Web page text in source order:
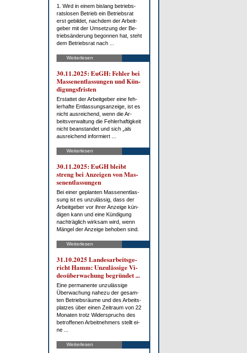
1. Wird in ei­nem bis­lang be­triebs­
rats­lo­sen Be­trieb ein Be­triebs­rat
erst ge­bil­det, nach­dem der Ar­beit­
ge­ber mit der Um­set­zung der Be­
trieb­s­än­de­rung be­gon­nen hat, steht
dem Be­triebs­rat nach ...
Weiterlesen
30.11.2025: EuGH: Feh­ler bei
Mas­sen­ent­las­sun­gen und Kün­
di­gungs­fris­ten
Er­stat­tet der Ar­beit­ge­ber ei­ne feh­
ler­haf­te Ent­las­sungs­an­zei­ge, ist es
nicht aus­rei­chend, wenn die Ar­
beits­ver­wal­tung die Feh­ler­haf­tig­keit
nicht be­an­stan­det und sich „als
aus­rei­chend in­for­miert ...
Weiterlesen
30.11.2025: EuGH bleibt
streng bei An­zei­gen von Mas­
sen­ent­las­sun­gen
Bei ei­ner ge­plan­ten Mas­sen­ent­las­
sung ist es un­zu­läs­sig, dass der
Ar­beit­ge­ber vor ih­rer An­zei­ge kün­
di­gen kann und ei­ne Kün­di­gung
nach­träg­lich wirk­sam wird, wenn
Män­gel der An­zei­ge be­ho­ben sind.
Weiterlesen
31.10.2025 Lan­des­ar­beits­ge­
richt Hamm: Un­zu­läs­si­ge Vi­
deo­über­wa­chung be­grün­det ...
Ei­ne per­ma­nen­te un­zu­läs­si­ge
Über­wa­chung na­he­zu der ge­sam­
ten Be­triebs­räu­me und des Ar­beits­
plat­zes über ei­nen Zeit­raum von 22
Mo­na­ten trotz Wi­der­spruchs des
be­trof­fe­nen Ar­beit­neh­mers stellt ei­
ne ...
Weiterlesen